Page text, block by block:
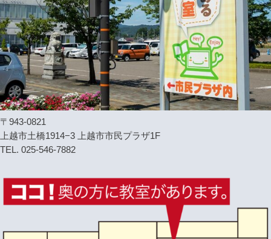
〒943-0821
上越市土橋1914−3 上越市市民プラザ1F
TEL. 025-546-7882